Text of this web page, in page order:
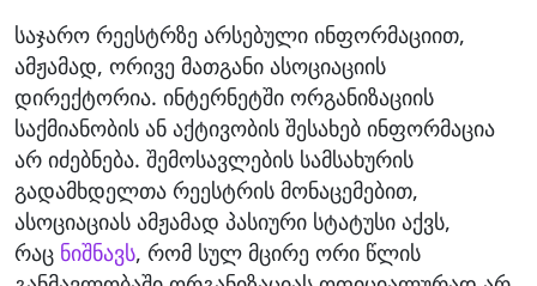
საჯარო რეესტრზე არსებული ინფორმაციით,
ამჟამად, ორივე მათგანი ასოციაციის
დირექტორია. ინტერნეტში ორგანიზაციის
საქმიანობის ან აქტივობის შესახებ ინფორმაცია
არ იძებნება. შემოსავლების სამსახურის
გადამხდელთა რეესტრის მონაცემებით,
ასოციაციას ამჟამად პასიური სტატუსი აქვს,
რაც ნიშნავს, რომ სულ მცირე ორი წლის